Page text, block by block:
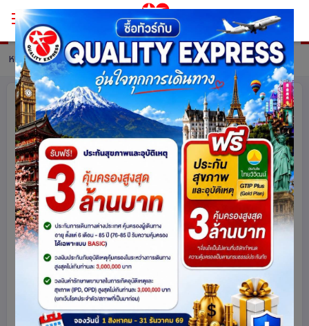
หน้าหลัก ทัวร์ Austria รายละเอียดทัวร์
เข้าครบ จบทุกปราสาท เยอรมนี -
ออสเตรีย – เชก 9วัน 6คืน โดยสายการ
บิน Emirates (EK)
ออสเตรีย สาธารณรัฐเชก เยอรมนี
ยุโรป
1152
share
ดูโปรแกรมทัวร์ รหัสโปรแกรม :15997